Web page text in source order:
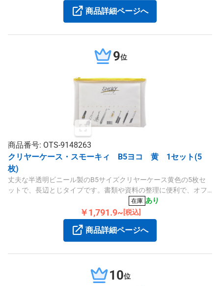
商品詳細ページへ
9位
商品番号: OTS-9148263
クリヤーケース・スモーキィ B5ヨコ 黄 1セット(5
枚)
丈夫な半透明ビニール製のB5サイズクリヤーケース黄色の5枚セ
ットで、長辺とじタイプです。書類や資料の整理に便利で、オフ
ィスや学校、家庭など幅広いシーンでご使用いただけます。
在庫 あり
￥1,791.9~ [税込]
商品詳細ページへ
10位